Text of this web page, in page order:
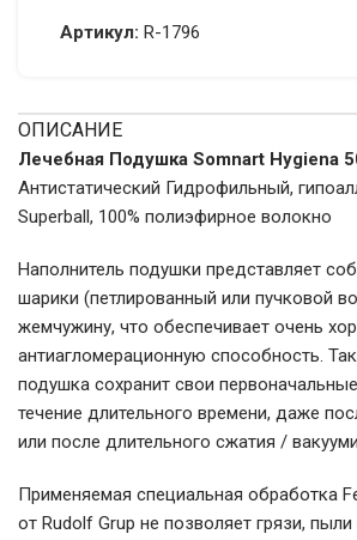
Артикул: R-1796
ОПИСАНИЕ
Лечебная Подушка Somnart Hygiena
Антистатический Гидрофильный,
Superball, 100% полиэфирное волокно
Наполнитель подушки представляет
шарики (петлированный или пучковой
жемчужину, что обеспечивает очень
антиагломерационную способность.
подушка сохранит свои
течение длительного времени, даже
или после длительного сжатия /
Применяемая специальная обработка
от Rudolf Grup не позволяет грязи,